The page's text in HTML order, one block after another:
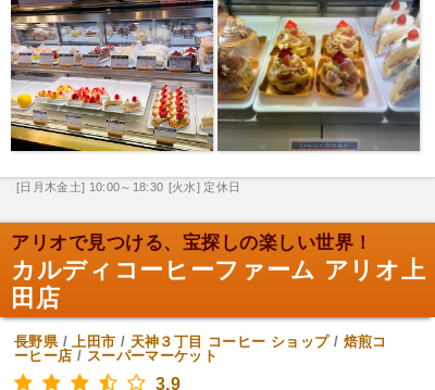
[日月木金土] 10:00～18:30 [火水] 定休日
アリオで見つける、宝探しの楽しい世界！
カルディコーヒーファーム アリオ上
田店
長野県/上田市 / 天神３丁目 コーヒー ショップ/ 焙煎コ
ーヒー店 / スーパーマーケット
3.9